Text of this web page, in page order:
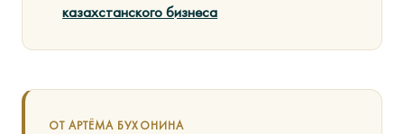
казахстанского бизнеса
ОТ АРТЁМА БУХОНИНА